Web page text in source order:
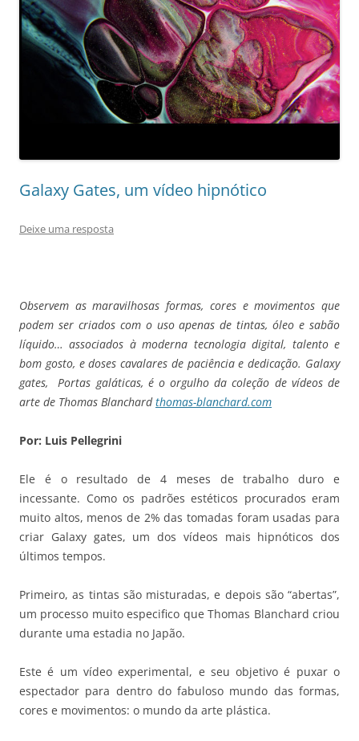
Galaxy Gates, um vídeo hipnótico
Deixe uma resposta
Observem as maravilhosas formas, cores e movimentos que
podem ser criados com o uso apenas de tintas, óleo e sabão
líquido… associados à moderna tecnologia digital, talento e
bom gosto, e doses cavalares de paciência e dedicação. Galaxy
gates, Portas galáticas, é o orgulho da coleção de vídeos de
arte de Thomas Blanchardthomas-blanchard.com
Por: Luis Pellegrini
Ele é o resultado de 4 meses de trabalho duro e
incessante. Como os padrões estéticos procurados eram
muito altos, menos de 2% das tomadas foram usadas para
criar Galaxy gates, um dos vídeos mais hipnóticos dos
últimos tempos.
Primeiro, as tintas são misturadas, e depois são “abertas”,
um processo muito especifico que Thomas Blanchard criou
durante uma estadia no Japão.
Este é um vídeo experimental, e seu objetivo é puxar o
espectador para dentro do fabuloso mundo das formas,
cores e movimentos: o mundo da arte plástica.